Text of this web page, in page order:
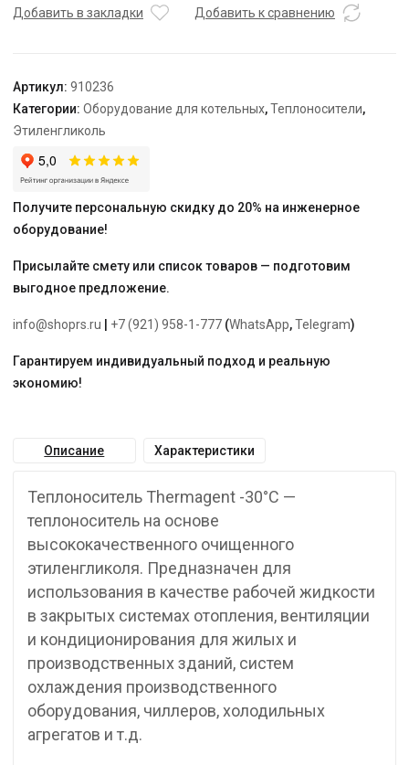
20
Добавить в закладки Добавить к сравнению
Артикул: 910236
Категории: Оборудование для котельных,Теплоносители,
Этиленгликоль
Получите персональную скидку до 20% на инженерное
оборудование!
Присылайте смету или список товаров — подготовим
выгодное предложение.
info@shoprs.ru +7 (921) 958-1-777 (WhatsApp,Telegram)
Гарантируем индивидуальный подход и реальную
экономию!
Описание Характеристики
Теплоноситель Thermagent -30°С —
теплоноситель на основе
высококачественного очищенного
этиленгликоля. Предназначен для
использования в качестве рабочей жидкости
в закрытых системах отопления, вентиляции
и кондиционирования для жилых и
производственных зданий, систем
охлаждения производственного
оборудования, чиллеров, холодильных
агрегатов и т.д.